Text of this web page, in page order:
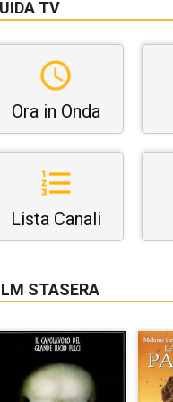
TV
Ora in Onda
Lista Canali
STASERA